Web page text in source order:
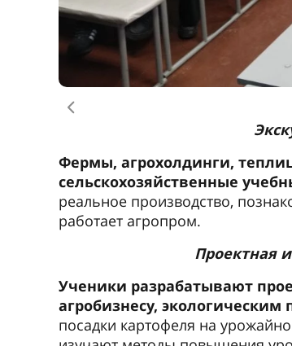
Предыдущее
Фермы, агрохолдинги,
сельскохозяйственные
реальное производство,
работает агропром.
Проектная
Ученики разрабатывают
агробизнесу, экологическим
посадки картофеля на